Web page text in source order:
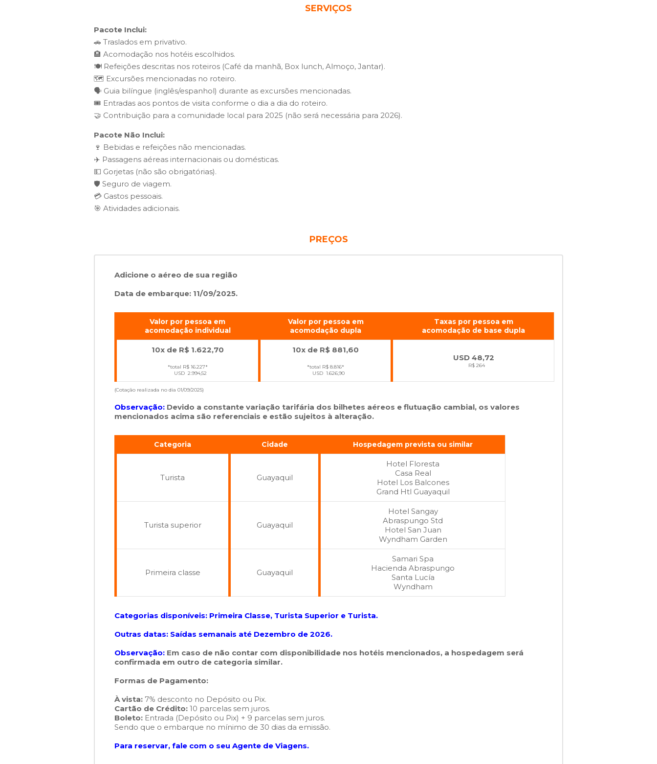
SERVIÇOS
Pacote Inclui:
🚗 Traslados em privativo.
🏨 Acomodação nos hotéis escolhidos.
🍽️ Refeições descritas nos roteiros (Café da manhã, Box lunch, Almoço, Jantar).
🗺️ Excursões mencionadas no roteiro.
🗣️ Guia bilíngue (inglês/espanhol) durante as excursões mencionadas.
🎟️ Entradas aos pontos de visita conforme o dia a dia do roteiro.
🤝 Contribuição para a comunidade local para 2025 (não será necessária para 2026).
Pacote Não Inclui:
🍷 Bebidas e refeições não mencionadas.
✈️ Passagens aéreas internacionais ou domésticas.
💵 Gorjetas (não são obrigatórias).
🛡️ Seguro de viagem.
💳 Gastos pessoais.
🎯 Atividades adicionais.
PREÇOS
Adicione o aéreo de sua região
Data de embarque: 11/09/2025.
Valor por pessoa em
acomodação individual
Valor por pessoa em
acomodação dupla
Taxas por pessoa em
acomodação de base dupla
10x de R$ 1.622,70
*total R$ 16.227*
USD 2.994,52
10x de R$ 881,60
*total R$ 8.816*
USD 1.626,90
USD 48,72
R$ 264
(Cotação realizada no dia 01/09/2025)
Observação: Devido a constante variação tarifária dos bilhetes aéreos e flutuação cambial, os valores
mencionados acima são referenciais e estão sujeitos à alteração.
Categoria Cidade Hospedagem prevista ou similar
Turista Guayaquil
Hotel Floresta
Casa Real
Hotel Los Balcones
Grand Htl Guayaquil
Turista superior Guayaquil
Hotel Sangay
Abraspungo Std
Hotel San Juan
Wyndham Garden
Primeira classe Guayaquil
Samari Spa
Hacienda Abraspungo
Santa Lucía
Wyndham
Categorias disponíveis: Primeira Classe, Turista Superior e Turista.
Outras datas: Saídas semanais até Dezembro de 2026.
Observação: Em caso de não contar com disponibilidade nos hotéis mencionados, a hospedagem será
confirmada em outro de categoria similar.
Formas de Pagamento:
À vista: 7% desconto no Depósito ou Pix.
Cartão de Crédito: 10 parcelas sem juros.
Boleto: Entrada (Depósito ou Pix) + 9 parcelas sem juros.
Sendo que o embarque no mínimo de 30 dias da emissão.
Para reservar, fale com o seu Agente de Viagens.